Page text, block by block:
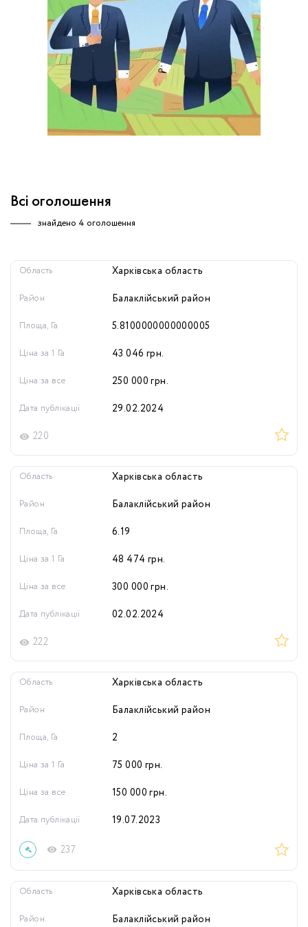
Всі оголошення
знайдено 4 оголошення
Область Харківська область
Район Балаклійський район
Площа, Га 5.8100000000000005
Ціна за 1 Га 43 046 грн.
Ціна за все 250 000 грн.
220
Дата публікації 29.02.2024
Область Харківська область
Район Балаклійський район
Площа, Га 6.19
Ціна за 1 Га 48 474 грн.
Ціна за все 300 000 грн.
222
Дата публікації 02.02.2024
Область Харківська область
Район Балаклійський район
Площа, Га 2
Ціна за 1 Га 75 000 грн.
Ціна за все 150 000 грн.
237
Дата публікації 19.07.2023
Область Харківська область
Район Балаклійський район
Немає облікового запису?
Зареєструватися
УВІЙТИ
обробку персональних даних.
ЗАМОВИТИ КОНСУЛЬТАЦІЮ